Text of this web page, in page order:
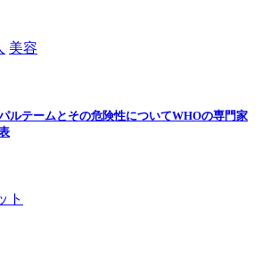
美容
ルテームとその危険性についてWHOの専門家
ト